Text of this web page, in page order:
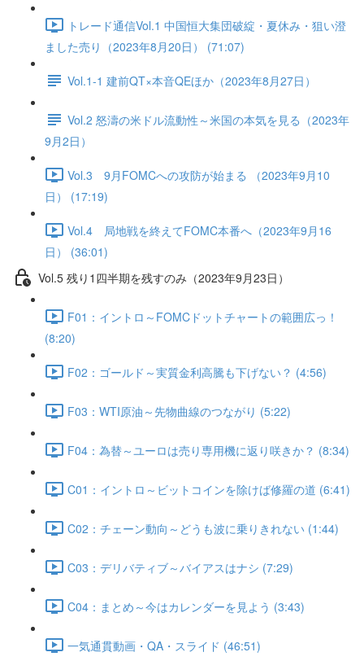
トレード通信Vol.1 中国恒⼤集団破綻・夏休み・狙い澄
ました売り（2023年8月20日） (71:07)
Vol.1-1 建前QT×本音QEほか（2023年8月27日）
Vol.2 怒濤の米ドル流動性～米国の本気を見る（2023年
9月2日）
Vol.3 9月FOMCへの攻防が始まる （2023年9月10
日） (17:19)
Vol.4 局地戦を終えてFOMC本番へ（2023年9月16
日） (36:01)
Vol.5 残り1四半期を残すのみ（2023年9月23日）
F01：イントロ～FOMCドットチャートの範囲広っ！
(8:20)
F02：ゴールド～実質金利高騰も下げない？ (4:56)
F03：WTI原油～先物曲線のつながり (5:22)
F04：為替～ユーロは売り専用機に返り咲きか？ (8:34)
C01：イントロ～ビットコインを除けば修羅の道 (6:41)
C02：チェーン動向～どうも波に乗りきれない (1:44)
C03：デリバティブ～バイアスはナシ (7:29)
C04：まとめ～今はカレンダーを見よう (3:43)
一気通貫動画・QA・スライド (46:51)